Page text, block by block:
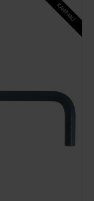
KAMPANJ